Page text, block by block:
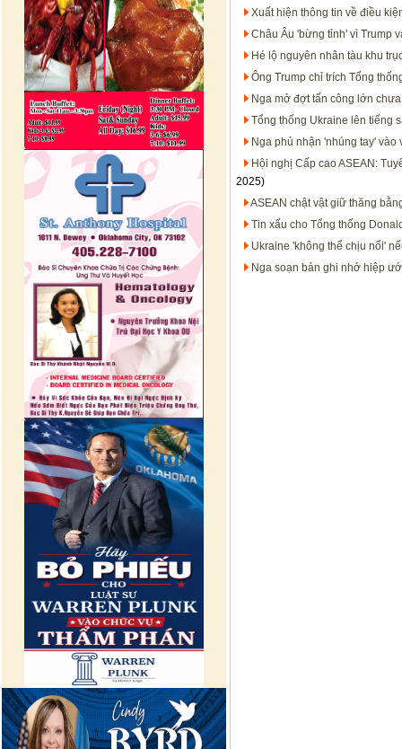
Xuất hiện thông tin về điều
Châu Âu 'bừng tỉnh' vì Trump
Hé lộ nguyên nhân tàu khu
Ông Trump chỉ trích Tổng
Nga mở đợt tấn công lớn
Tổng thống Ukraine lên tiếng
Nga phủ nhận 'nhúng tay'
Hội nghị Cấp cao ASEAN:
2025)
ASEAN chật vật giữ thăng
Tin xấu cho Tổng thống
Ukraine 'không thể chịu nổi'
Nga soạn bản ghi nhớ hiệp